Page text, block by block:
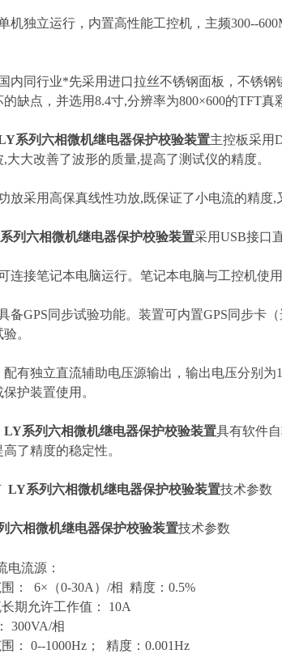
机独立运行，内置高性能工控机，主频300--
内同行业*先采用进口拉丝不锈钢面板，不锈
的缺点，并选用8.4寸,分辨率为800×600的TFT
系列六相微机继电器保护校验装置主控板采用
,大大改善了波形的质量,提高了测试仪的精度。
放采用高保真线性功放,既保证了小电流的精度,
列六相微机继电器保护校验装置采用USB接口
连接笔记本电脑运行。笔记本电脑与工控机使
备GPS同步试验功能。装置可内置GPS同步卡
。
配有独立直流辅助电压源输出，输出电压分别
护装置使用。
LY系列六相微机继电器保护校验装置具有软件
高了精度的稳定性。
LY系列六相微机继电器保护校验装置技术参数
六相微机继电器保护校验装置技术参数
电流源：
： 6×（0-30A）/相 精度：0.5%
期允许工作值： 10A
300VA/相
： 0--1000Hz； 精度：0.001Hz